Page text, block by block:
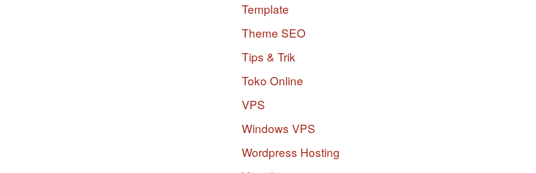
Template
Theme SEO
Tips & Trik
Toko Online
VPS
Windows VPS
Wordpress Hosting